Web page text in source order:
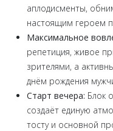
аплодисменты,
настоящим героем
Максимальное
репетиция, живое
зрителями, а
днём рождения
Старт вечера: Блок
создаёт единую
тосту и основной